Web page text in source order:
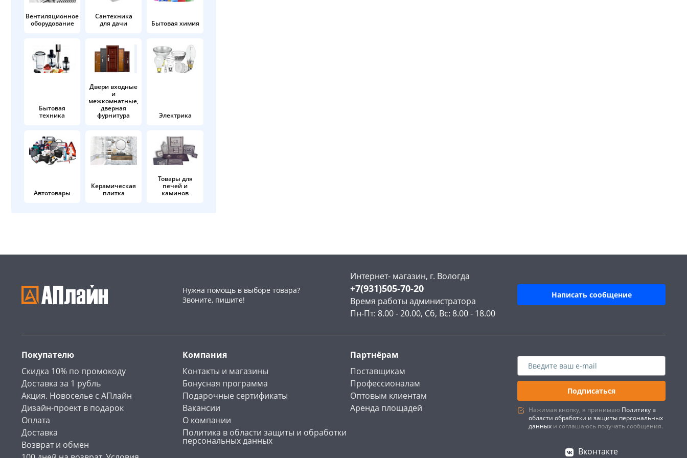
Вентиляционное
оборудование
Сантехника
для дачи
Бытовая химия
Бытовая
техника
Двери входные
и
межкомнатные,
дверная
фурнитура
Электрика
Автотовары
Керамическая
плитка
Товары для
печей и
каминов
Нужна помощь в выборе товара?
Звоните, пишите!
Интернет- магазин, г. Вологда
+7(931)505-70-20
Время работы администратора
Пн-Пт: 8.00 - 20.00, Сб, Вс: 8.00 - 18.00
Написать сообщение
Покупателю
Скидка 10% по промокоду
Доставка за 1 рубль
Акция. Новоселье с АПлайн
Дизайн-проект в подарок
Оплата
Доставка
Возврат и обмен
Компания
Контакты и магазины
Бонусная программа
Подарочные сертификаты
Вакансии
О компании
Политика в области защиты и обработки
персональных данных
Партнёрам
Поставщикам
Профессионалам
Оптовым клиентам
Аренда площадей
Подписаться
Нажимая кнопку, я принимаю Политику в
области обработки и защиты персональных
данных и соглашаюсь получать сообщения.
Вконтакте
раз в 2 недели